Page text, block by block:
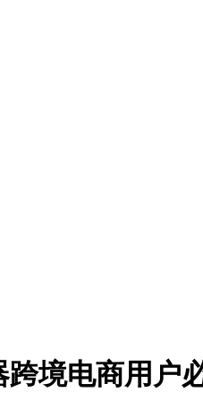
跨境电商用户